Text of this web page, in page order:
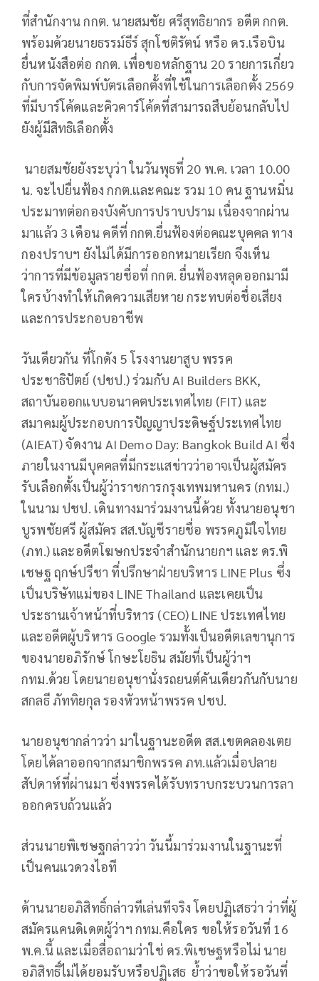
ที่สำนักงาน กกต. นายสมชัย ศรีสุทธิยากร อดีต กกต.
พร้อมด้วยนายธรรม์ธีร์ สุกโชติรัตน์ หรือ ดร.เรือบิน
ยื่นหนังสือต่อ กกต. เพื่อขอหลักฐาน 20 รายการเกี่ยว
กับการจัดพิมพ์บัตรเลือกตั้งที่ใช้ในการเลือกตั้ง 2569
ที่มีบาร์โค้ดและคิวคาร์โค้ดที่สามารถสืบย้อนกลับไป
ยังผู้มีสิทธิเลือกตั้ง
นายสมชัยยังระบุว่า ในวันพุธที่ 20 พ.ค. เวลา 10.00
น. จะไปยื่นฟ้อง กกต.และคณะ รวม 10 คน ฐานหมิ่น
ประมาทต่อกองบังคับการปราบปราม เนื่องจากผ่าน
มาแล้ว 3 เดือน คดีที่ กกต.ยื่นฟ้องต่อคณะบุคคล ทาง
กองปราบฯ ยังไม่ได้มีการออกหมายเรียก จึงเห็น
ว่าการที่มีข้อมูลรายชื่อที่ กกต. ยื่นฟ้องหลุดออกมามี
ใครบ้างทำให้เกิดความเสียหาย กระทบต่อชื่อเสียง
และการประกอบอาชีพ
วันเดียวกัน ที่โกดัง 5 โรงงานยาสูบ พรรค
ประชาธิปัตย์ (ปชป.) ร่วมกับ AI Builders BKK,
สถาบันออกแบบอนาคตประเทศไทย (FIT) และ
สมาคมผู้ประกอบการปัญญาประดิษฐ์ประเทศไทย
(AIEAT) จัดงาน AI Demo Day: Bangkok Build AI ซึ่ง
ภายในงานมีบุคคลที่มีกระแสข่าวว่าอาจเป็นผู้สมัคร
รับเลือกตั้งเป็นผู้ว่าราชการกรุงเทพมหานคร (กทม.)
ในนาม ปชป. เดินทางมาร่วมงานนี้ด้วย ทั้งนายอนุชา
บูรพชัยศรี ผู้สมัคร สส.บัญชีรายชื่อ พรรคภูมิใจไทย
(ภท.) และอดีตโฆษกประจำสำนักนายกฯ และ ดร.พิ
เชษฐ ฤกษ์ปรีชา ที่ปรึกษาฝ่ายบริหาร LINE Plus ซึ่ง
เป็นบริษัทแม่ของ LINE Thailand และเคยเป็น
ประธานเจ้าหน้าที่บริหาร (CEO) LINE ประเทศไทย
และอดีตผู้บริหาร Google รวมทั้งเป็นอดีตเลขานุการ
ของนายอภิรักษ์ โกษะโยธิน สมัยที่เป็นผู้ว่าฯ
กทม.ด้วย โดยนายอนุชานั่งรถยนต์คันเดียวกันกับนาย
สกลธี ภัททิยกุล รองหัวหน้าพรรค ปชป.
นายอนุชากล่าวว่า มาในฐานะอดีต สส.เขตคลองเตย
โดยได้ลาออกจากสมาชิกพรรค ภท.แล้วเมื่อปลาย
สัปดาห์ที่ผ่านมา ซึ่งพรรคได้รับทราบกระบวนการลา
ออกครบถ้วนแล้ว
ส่วนนายพิเชษฐกล่าวว่า วันนี้มาร่วมงานในฐานะที่
เป็นคนแวดวงไอที
ด้านนายอภิสิทธิ์กล่าวทีเล่นทีจริง โดยปฏิเสธว่า ว่าที่ผู้
สมัครแคนดิเดตผู้ว่าฯ กทม.คือใคร ขอให้รอวันที่ 16
พ.ค.นี้ และเมื่อสื่อถามว่าใช่ ดร.พิเชษฐหรือไม่ นาย
อภิสิทธิ์ไม่ได้ยอมรับหรือปฏิเสธ ย้ำว่าขอให้รอวันที่